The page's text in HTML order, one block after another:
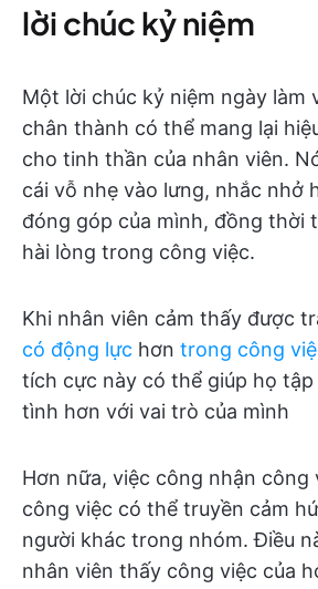
lời chúc kỷ niệm
Một lời chúc kỷ niệm ngày làm
chân thành có thể mang lại
cho tinh thần của nhân viên.
cái vỗ nhẹ vào lưng, nhắc nhở
đóng góp của mình, đồng thời
hài lòng trong công việc.
Khi nhân viên cảm thấy được
có động lực hơn trong công
tích cực này có thể giúp họ
tình hơn với vai trò của mình
Hơn nữa, việc công nhận công
công việc có thể truyền cảm
người khác trong nhóm. Điều
nhân viên thấy công việc của